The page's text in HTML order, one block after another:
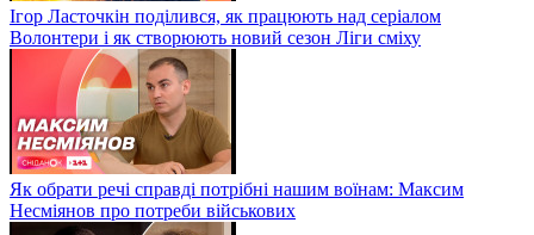
Ігор Ласточкін поділився, як працюють над серіалом
Волонтери і як створюють новий сезон Ліги сміху
Як обрати речі справді потрібні нашим воїнам: Максим
Несміянов про потреби військових